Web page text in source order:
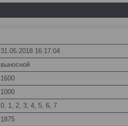
31.05.2018 16:17:04
выносной
1600
1000
0, 1, 2, 3, 4, 5, 6, 7
1875